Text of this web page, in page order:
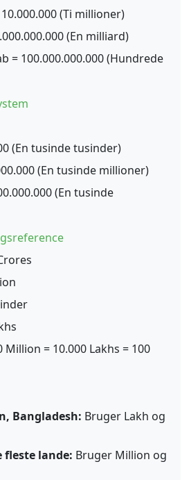
(Ti millioner)
(En milliard)
= 100.000.000.000 (Hundrede
(En tusinde tusinder)
(En tusinde millioner)
(En tusinde
Million = 10.000 Lakhs = 100
Bangladesh: Bruger Lakh og
fleste lande: Bruger Million og